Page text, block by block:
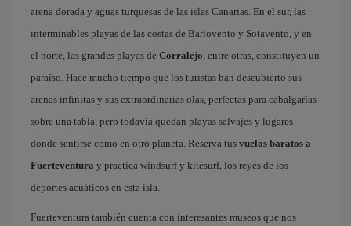
arena dorada y aguas turquesas de las islas Canarias. En el sur, las
interminables playas de las costas de Barlovento y Sotavento, y en
el norte, las grandes playas de Corralejo, entre otras, constituyen un
paraíso. Hace mucho tiempo que los turistas han descubierto sus
arenas infinitas y sus extraordinarias olas, perfectas para cabalgarlas
sobre una tabla, pero todavía quedan playas salvajes y lugares
donde sentirse como en otro planeta. Reserva tus vuelos baratos a
Fuerteventura y practica windsurf y kitesurf, los reyes de los
deportes acuáticos en esta isla.
Fuerteventura también cuenta con interesantes museos que nos